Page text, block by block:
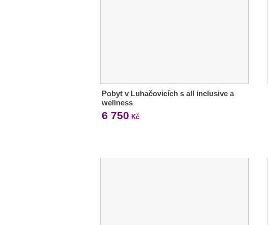
Pobyt v Luhačovicích s all inclusive a
wellness
6 750 Kč